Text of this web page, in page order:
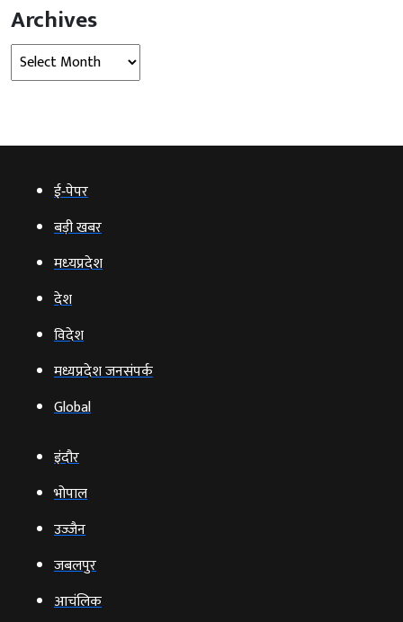
Archives
Archives
ई‑पेपर
बड़ी खबर
मध्‍यप्रदेश
देश
विदेश
मध्यप्रदेश जनसंपर्क
Global
इंदौर
भोपाल
उज्‍जैन
जबलपुर
आचंलिक